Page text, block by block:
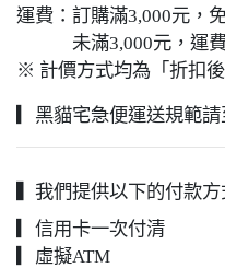
運費：訂購滿3,000元，
未滿3,000元，運費
※ 計價方式均為「折扣
▎黑貓宅急便運送規範請
▍我們提供以下的付款方
▎信用卡一次付清
▎虛擬ATM